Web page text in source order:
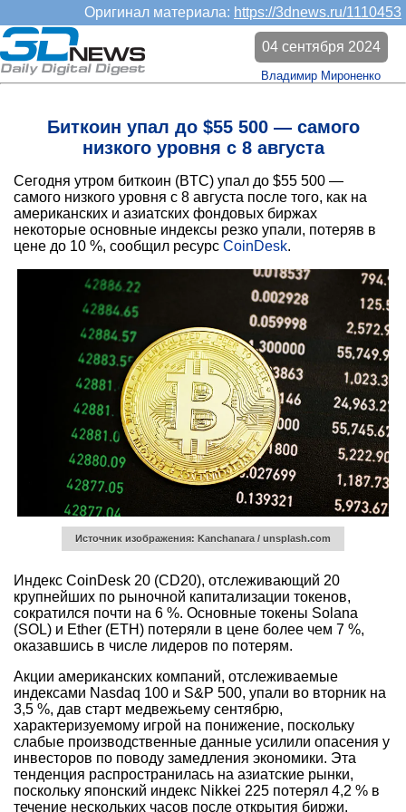
Оригинал материала: https://3dnews.ru/1110453
Биткоин упал до $55 500 — самого
низкого уровня с 8 августа
04 сентября 2024
Владимир Мироненко
Сегодня утром биткоин (BTC) упал до $55 500 —
самого низкого уровня с 8 августа после того, как на
американских и азиатских фондовых биржах
некоторые основные индексы резко упали, потеряв в
цене до 10 %, сообщил ресурс CoinDesk.
Источник изображения: Kanchanara / unsplash.com
Индекс CoinDesk 20 (CD20), отслеживающий 20
крупнейших по рыночной капитализации токенов,
сократился почти на 6 %. Основные токены Solana
(SOL) и Ether (ETH) потеряли в цене более чем 7 %,
оказавшись в числе лидеров по потерям.
Акции американских компаний, отслеживаемые
индексами Nasdaq 100 и S&P 500, упали во вторник на
3,5 %, дав старт медвежьему сентябрю,
характеризуемому игрой на понижение, поскольку
слабые производственные данные усилили опасения у
инвесторов по поводу замедления экономики. Эта
тенденция распространилась на азиатские рынки,
поскольку японский индекс Nikkei 225 потерял 4,2 % в
течение нескольких часов после открытия биржи.